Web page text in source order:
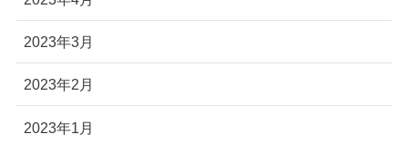
2023年3月
2023年2月
2023年1月